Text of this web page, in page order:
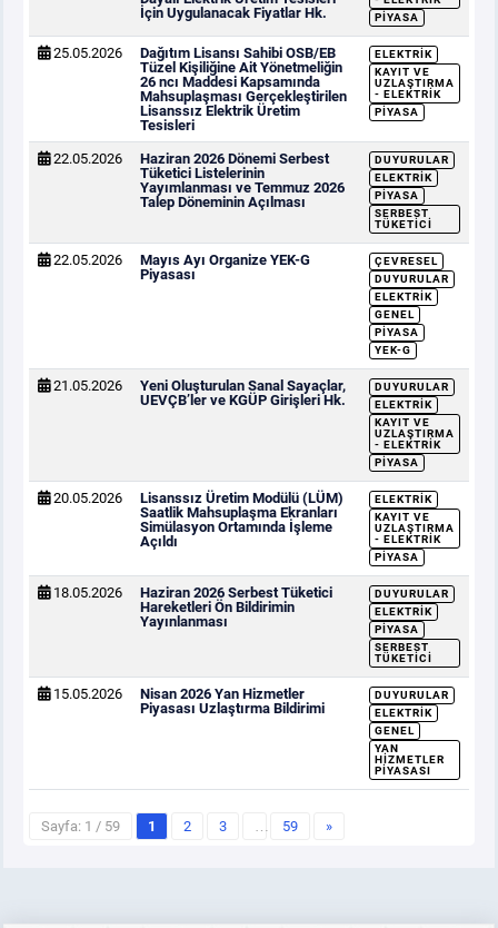
İçin Uygulanacak Fiyatlar Hk.
PIYASA
25.05.2026
Dağıtım Lisansı Sahibi OSB/EB
Tüzel Kişiliğine Ait Yönetmeliğin
26 ncı Maddesi Kapsamında
Mahsuplaşması Gerçekleştirilen
Lisanssız Elektrik Üretim
Tesisleri
ELEKTRIK
KAYIT VE
UZLAŞTIRMA
- ELEKTRIK
PIYASA
22.05.2026
Haziran 2026 Dönemi Serbest
Tüketici Listelerinin
Yayımlanması ve Temmuz 2026
Talep Döneminin Açılması
DUYURULAR
ELEKTRIK
PIYASA
SERBEST
TÜKETICI
22.05.2026
Mayıs Ayı Organize YEK-G
Piyasası
ÇEVRESEL
DUYURULAR
ELEKTRIK
GENEL
PIYASA
YEK-G
21.05.2026
Yeni Oluşturulan Sanal Sayaçlar,
UEVÇB’ler ve KGÜP Girişleri Hk.
DUYURULAR
ELEKTRIK
KAYIT VE
UZLAŞTIRMA
- ELEKTRIK
PIYASA
20.05.2026
Lisanssız Üretim Modülü (LÜM)
Saatlik Mahsuplaşma Ekranları
Simülasyon Ortamında İşleme
Açıldı
ELEKTRIK
KAYIT VE
UZLAŞTIRMA
- ELEKTRIK
PIYASA
18.05.2026
Haziran 2026 Serbest Tüketici
Hareketleri Ön Bildirimin
Yayınlanması
DUYURULAR
ELEKTRIK
PIYASA
SERBEST
TÜKETICI
15.05.2026
Nisan 2026 Yan Hizmetler
Piyasası Uzlaştırma Bildirimi
DUYURULAR
ELEKTRIK
GENEL
YAN
HIZMETLER
PIYASASI
Sayfa: 1 / 59 1 2 3 … 59 »